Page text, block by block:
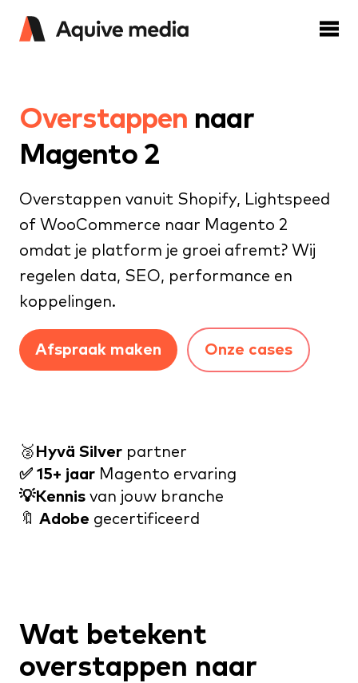
Overstappen naar
Magento 2
Overstappen vanuit Shopify, Lightspeed
of WooCommerce naar Magento 2
omdat je platform je groei afremt? Wij
regelen data, SEO, performance en
koppelingen.
Afspraak maken Onze cases
🥈 Hyvä Silver partner
✅ 15+ jaar Magento ervaring
💡Kennis van jouw branche
🔖 Adobe gecertificeerd
Wat betekent
overstappen naar